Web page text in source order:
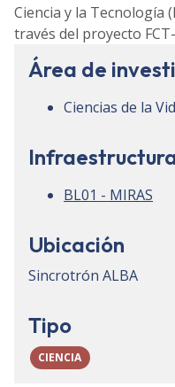
Ciencia y la Tecnología
través del proyecto
Área de
Ciencias de la
BL01 - MIRAS
Ubicación
Sincrotrón ALBA
Tipo
CIENCIA